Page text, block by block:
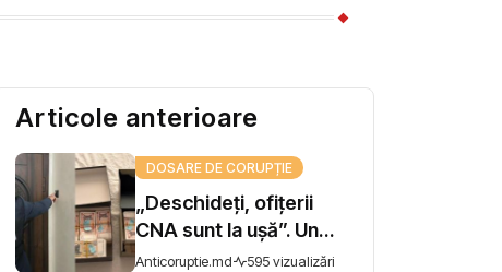
Articole anterioare
DOSARE DE CORUPȚIE
„Deschideți, ofițerii
CNA sunt la ușă”. Un
șef de direcție la AIPA,
Anticoruptie.md 595 vizualizări